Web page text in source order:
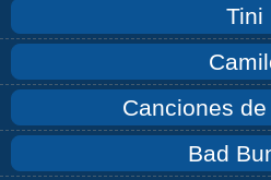
Tini
Canciones
Bad